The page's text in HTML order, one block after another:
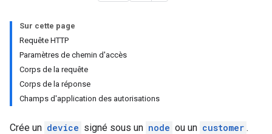
Sur cette page
Requête HTTP
Paramètres de chemin d'accès
Corps de la requête
Corps de la réponse
Champs d'application des autorisations
Crée un device signé sous un node ou un customer .